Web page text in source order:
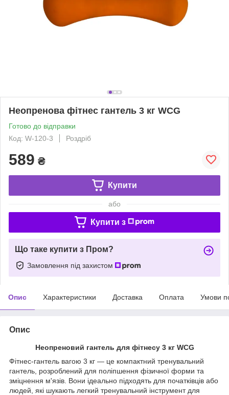
Неопренова фітнес гантель 3 кг WCG
Готово до відправки
Код: W-120-3
Роздріб
589 ₴
Купити
або
Купити з
Що таке купити з Пром?
Замовлення під захистом
Опис Характеристики Доставка Оплата Умови
Опис
Неопреновий гантель для фітнесу 3 кг WCG
Фітнес-гантель вагою 3 кг — це компактний тренувальний
гантель, розроблений для поліпшення фізичної форми та
зміцнення м'язів. Вони ідеально підходять для початківців або
людей, які шукають легкий тренувальний інструмент для